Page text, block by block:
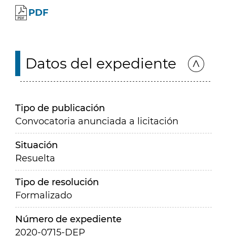
PDF
Datos del expediente
Tipo de publicación
Convocatoria anunciada a licitación
Situación
Resuelta
Tipo de resolución
Formalizado
Número de expediente
2020-0715-DEP